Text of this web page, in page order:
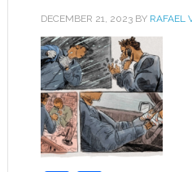
DECEMBER 21, 2023BY RAFAEL